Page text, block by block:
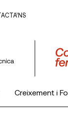
Creixement i